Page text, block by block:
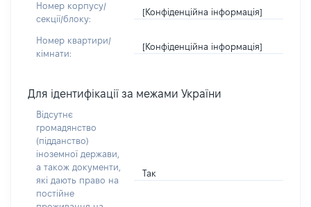
Номер корпусу/
секції/блоку:
[Конфіденційна інформація]
Номер квартири/
кімнати:
[Конфіденційна інформація]
Для ідентифікації за межами України
Відсутнє
громадянство
(підданство)
іноземної держави,
а також документи,
які дають право на
постійне
Так